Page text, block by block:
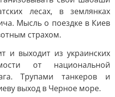
лесах, в землянках
Мысль о поездке в Киев
страхом.
и выходит из украинских
от национальной
Трупами танкеров и
выход в Черное море.